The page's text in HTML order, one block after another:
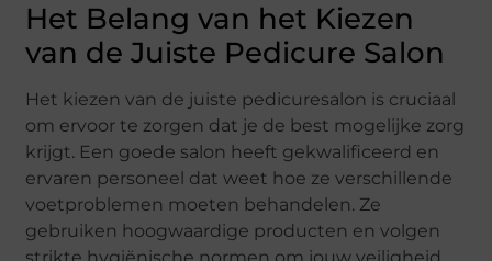
Het Belang van het Kiezen
van de Juiste Pedicure Salon
Het kiezen van de juiste pedicuresalon is cruciaal
om ervoor te zorgen dat je de best mogelijke zorg
krijgt. Een goede salon heeft gekwalificeerd en
ervaren personeel dat weet hoe ze verschillende
voetproblemen moeten behandelen. Ze
gebruiken hoogwaardige producten en volgen